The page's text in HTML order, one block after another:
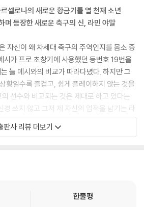
이 많은 사람들과 함께 축구를 하는 것에 대
가 11살이나 12살일 때 20살인 사람들과 축
을 잊고 즐기면서 누구와도 경기를 할 수 있게
올수록 더 좋습니다. 쉽게 플레이하지 않는
교에 대해서도 가장 중요한 건 신경 쓰지 않
수와 비교된다는 것은 제가 제대로 하고 있
게 신경을 쓰지 않고 그저 라민 야말이 되려고
한 건 저의 업적을 남기는 것입니다”라고 말
서
받지 못했던 스페인은 우승 후보들을 하나씩
대였다. 대회 최우수 선수는 로드리가 선정
1골 4도움이라는 좋은 활약으로 대회 영플레
셀로나의 새로운 황금기를 열 천재 소년
며 등장한 새로운 축구의 신, 라민 야말
신이 왜 차세대 축구의 주역인지를 몸소 증
시가 프로 초창기에 사용했던 등번호 19번을
늘 메시와의 비교가 따라다녔다. 하지만 그
황일수록 즐겁고, 쉽게 플레이하지 않는 것을
선수와 비교되는 것은 제대로 하고 있다는
경 쓰지 않고 그저 제 자신의 업적을 남기는 라
인의 시선이 아닌 자신에게 집중하는 모습을
리티는 그를 한층 더 높은 수준의 선수로 성장
, 코파 델 레이, 수페르코파 데 에스파냐까지
선수에게 주어지는 ‘트로페 코파’ 수상에 이
판사 리뷰 더보기
한줄평